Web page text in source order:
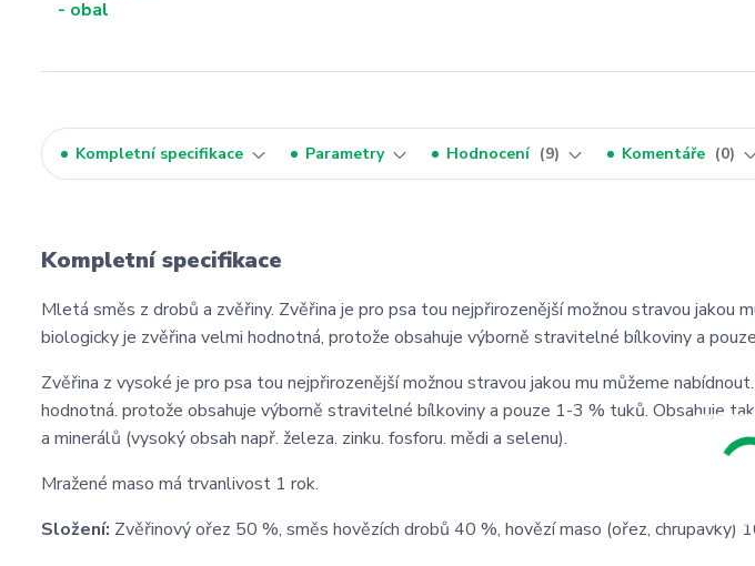
Kompletní specifikace Parametry Hodnocení 9 Komentáře 0
Kompletní specifikace
Mletá směs z drobů a zvěřiny. Zvěřina je pro psa tou nejpřirozenější možnou stravou jakou
biologicky je zvěřina velmi hodnotná, protože obsahuje výborně stravitelné bílkoviny a
Zvěřina z vysoké je pro psa tou nejpřirozenější možnou stravou jakou mu můžeme
hodnotná. protože obsahuje výborně stravitelné bílkoviny a pouze 1-3 % tuků. Obsahuje
a minerálů (vysoký obsah např. železa. zinku. fosforu. mědi a selenu).
Mražené maso má trvanlivost 1 rok.
Složení: Zvěřinový ořez 50 %, směs hovězích drobů 40 %, hovězí maso (ořez, chrupavky)